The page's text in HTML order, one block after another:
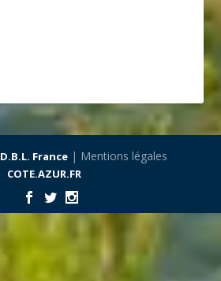
D.B.L. France| Mentions légales
COTE.AZUR.FR